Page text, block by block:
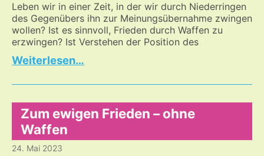
wie
können
wir
daran
Leben wir in einer Zeit, in der wir durch Niederringen
des Gegenübers ihn zur Meinungsübernahme zwingen
wollen? Ist es sinnvoll, Frieden durch Waffen zu
erzwingen? Ist Verstehen der Position des
…
noch
der
über
Zum ewigen Frieden – ohne
Waffen
24. Mai 2023